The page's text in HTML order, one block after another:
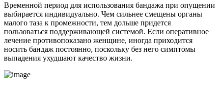
Временной период для использования бандажа при опущении
выбирается индивидуально. Чем сильнее смещены органы
малого таза к промежности, тем дольше придется
пользоваться поддерживающей системой. Если оперативное
лечение противопоказано женщине, иногда приходится
носить бандаж постоянно, поскольку без него симптомы
выпадения ухудшают качество жизни.